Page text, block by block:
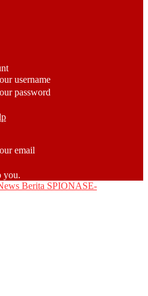
username
password
email
you.
SPIONASE-